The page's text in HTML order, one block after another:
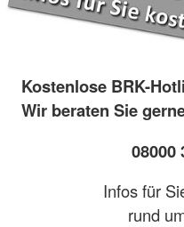
Kostenlose BRK-
Wir beraten Sie
08000
Infos für
rund